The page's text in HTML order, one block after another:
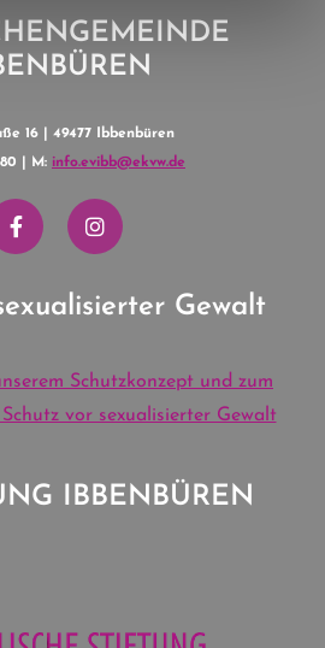
16 | 49477 Ibbenbüren
| M: info.evibb@ekvw.de
Gewalt
Schutzkonzept und zum
vor sexualisierter Gewalt
IBBENBÜREN